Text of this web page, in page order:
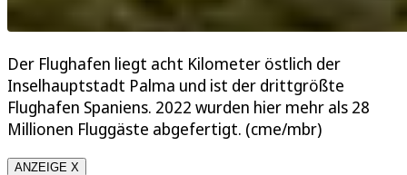
Der Flughafen liegt acht Kilometer östlich der
Inselhauptstadt Palma und ist der drittgrößte
Flughafen Spaniens. 2022 wurden hier mehr als 28
Millionen Fluggäste abgefertigt. (cme/mbr)
ANZEIGE X